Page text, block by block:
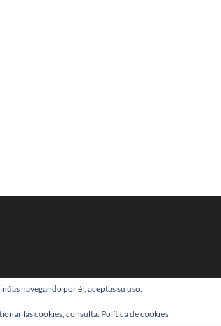
Freesia|WordPress| © Todos los derechos reservados
navegando por él, aceptas su uso.
las cookies, consulta: Política de cookies